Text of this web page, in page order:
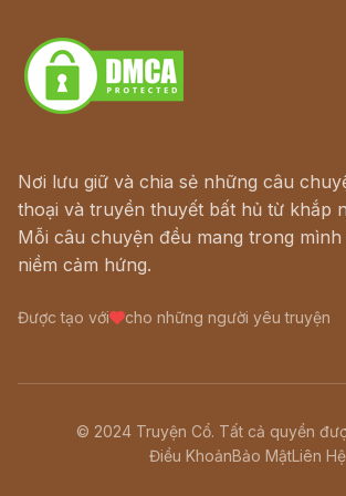
Nơi lưu giữ và chia sẻ những câu
thoại và truyền thuyết bất hủ từ khắp
Mỗi câu chuyện đều mang trong
niềm cảm hứng.
Được tạo với cho những người yêu truyện
© 2024 Truyện Cổ. Tất cả quyền
Điều KhoảnBảo MậtLiên Hệ